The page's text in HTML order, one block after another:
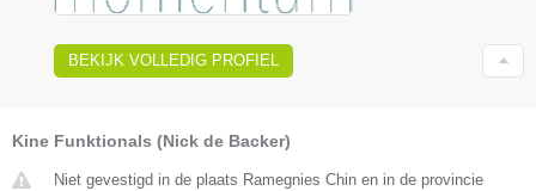
BEKIJK VOLLEDIG PROFIEL
Kine Funktionals (Nick de Backer)
Niet gevestigd in de plaats Ramegnies Chin en in de provincie